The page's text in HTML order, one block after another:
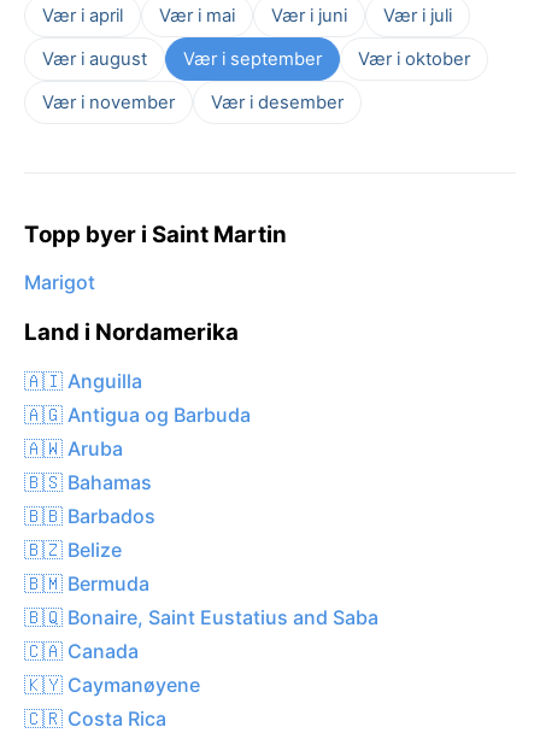
Vær i april Vær i mai Vær i juni
Vær i juli
Vær i august
Vær i september
Vær i oktober
Vær i november
Vær i desember
Topp byer i Saint Martin
Marigot
Land i Nordamerika
🇦🇮 Anguilla
🇦🇬 Antigua og Barbuda
🇦🇼 Aruba
🇧🇸 Bahamas
🇧🇧 Barbados
🇧🇿 Belize
🇧🇲 Bermuda
🇧🇶 Bonaire, Saint Eustatius and Saba
🇨🇦 Canada
🇰🇾 Caymanøyene
🇨🇷 Costa Rica